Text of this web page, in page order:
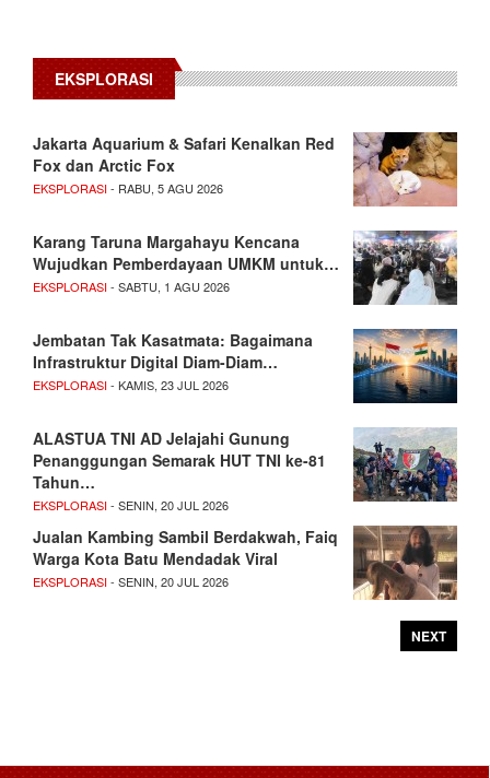
EKSPLORASI
Jakarta Aquarium & Safari Kenalkan Red
Fox dan Arctic Fox
EKSPLORASI- RABU, 5 AGU 2026
Karang Taruna Margahayu Kencana
Wujudkan Pemberdayaan UMKM untuk…
EKSPLORASI- SABTU, 1 AGU 2026
Jembatan Tak Kasatmata: Bagaimana
Infrastruktur Digital Diam-Diam…
EKSPLORASI- KAMIS, 23 JUL 2026
ALASTUA TNI AD Jelajahi Gunung
Penanggungan Semarak HUT TNI ke-81
Tahun…
EKSPLORASI- SENIN, 20 JUL 2026
Jualan Kambing Sambil Berdakwah, Faiq
Warga Kota Batu Mendadak Viral
EKSPLORASI- SENIN, 20 JUL 2026
NEXT